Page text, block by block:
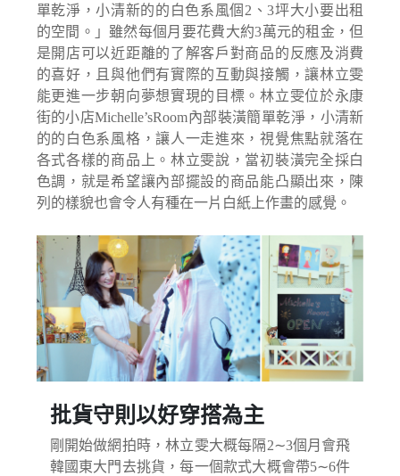
單乾淨，小清新的的白色系風個2、3坪大小要出租
的空間。」雖然每個月要花費大約3萬元的租金，但
是開店可以近距離的了解客戶對商品的反應及消費
的喜好，且與他們有實際的互動與接觸，讓林立雯
能更進一步朝向夢想實現的目標。林立雯位於永康
街的小店Michelle’sRoom內部裝潢簡單乾淨，小清新
的的白色系風格，讓人一走進來，視覺焦點就落在
各式各樣的商品上。林立雯說，當初裝潢完全採白
色調，就是希望讓內部擺設的商品能凸顯出來，陳
列的樣貌也會令人有種在一片白紙上作畫的感覺。
批貨守則以好穿搭為主
剛開始做網拍時，林立雯大概每隔2∼3個月會飛
韓國東大門去挑貨，每一個款式大概會帶5∼6件